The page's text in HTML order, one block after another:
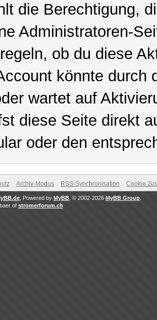
die Berechtigung,
Administratoren-
ob du diese
könnte durch
wartet auf
diese Seite direkt
oder den
Archiv-Modus RSS-Synchronisation Cookie
, Powered by MyBB , © 2002-2026 MyBB Group
of stromerforum.ch